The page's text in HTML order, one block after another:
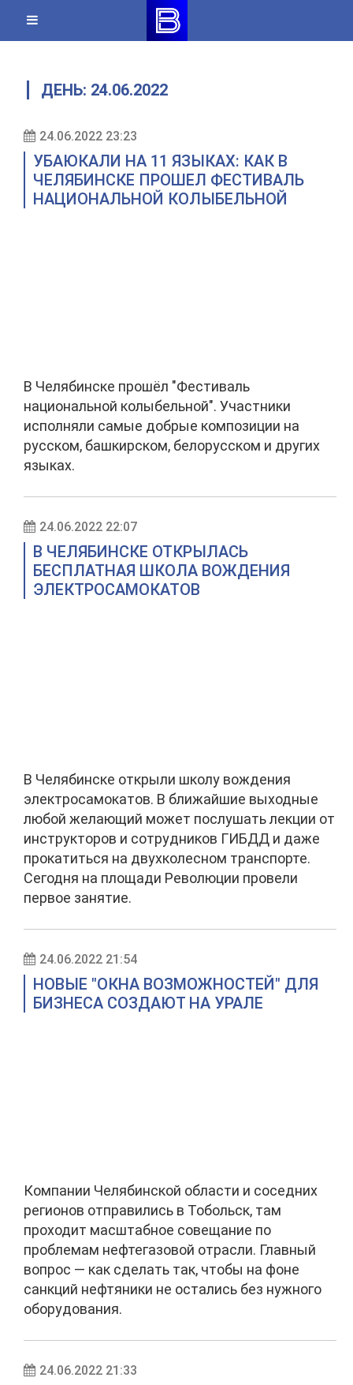
content
ДЕНЬ: 24.06.2022
24.06.2022 23:23
УБАЮКАЛИ НА 11 ЯЗЫКАХ: КАК В
ЧЕЛЯБИНСКЕ ПРОШЕЛ ФЕСТИВАЛЬ
НАЦИОНАЛЬНОЙ КОЛЫБЕЛЬНОЙ
В Челябинске прошёл "Фестиваль
национальной колыбельной". Участники
исполняли самые добрые композиции на
русском, башкирском, белорусском и других
языках.
24.06.2022 22:07
В ЧЕЛЯБИНСКЕ ОТКРЫЛАСЬ
БЕСПЛАТНАЯ ШКОЛА ВОЖДЕНИЯ
ЭЛЕКТРОСАМОКАТОВ
В Челябинске открыли школу вождения
электросамокатов. В ближайшие выходные
любой желающий может послушать лекции от
инструкторов и сотрудников ГИБДД и даже
прокатиться на двухколесном транспорте.
Сегодня на площади Революции провели
первое занятие.
24.06.2022 21:54
НОВЫЕ "ОКНА ВОЗМОЖНОСТЕЙ" ДЛЯ
БИЗНЕСА СОЗДАЮТ НА УРАЛЕ
Компании Челябинской области и соседних
регионов отправились в Тобольск, там
проходит масштабное совещание по
проблемам нефтегазовой отрасли. Главный
вопрос — как сделать так, чтобы на фоне
санкций нефтяники не остались без нужного
оборудования.
24.06.2022 21:33